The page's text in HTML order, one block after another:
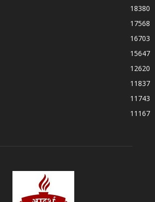
18380
17568
16703
15647
12620
11837
11743
11167